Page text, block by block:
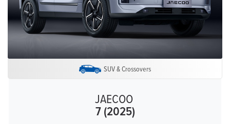
SUV & Crossovers
JAECOO
7 (2025)